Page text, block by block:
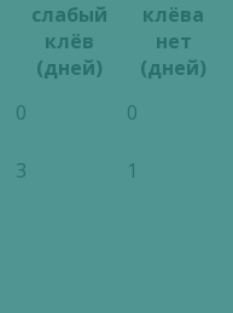
слабый
клёв
(дней)
клёва
нет
(дней)
0
0
3
1